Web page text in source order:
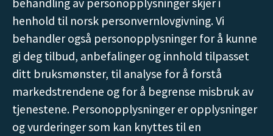
behandling av personopplysninger skjer i
henhold til norsk personvernlovgivning. Vi
behandler også personopplysninger for å kunne
gi deg tilbud, anbefalinger og innhold tilpasset
ditt bruksmønster, til analyse for å forstå
markedstrendene og for å begrense misbruk av
tjenestene. Personopplysninger er opplysninger
og vurderinger som kan knyttes til en